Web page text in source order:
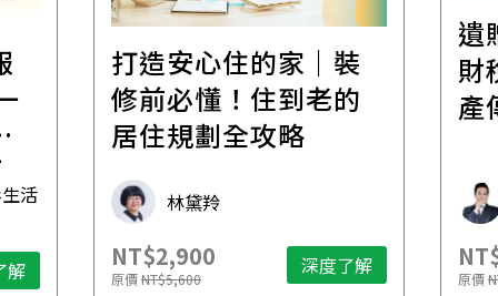
活
解
打造安心住的家｜裝
修前必懂！住到老的
居住規劃全攻略
林黛羚
NT$2,900
原價NT$5,600 深度了解
遺
財
產
原價